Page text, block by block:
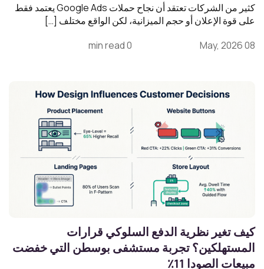
كثير من الشركات تعتقد أن نجاح حملات Google Ads يعتمد فقط
على قوة الإعلان أو حجم الميزانية، لكن الواقع مختلف […]
08 May, 2026
0 min read
كيف تغير نظرية الدفع السلوكي قرارات
المستهلكين؟ تجربة مستشفى بوسطن التي خفضت
مبيعات الصودا 11٪